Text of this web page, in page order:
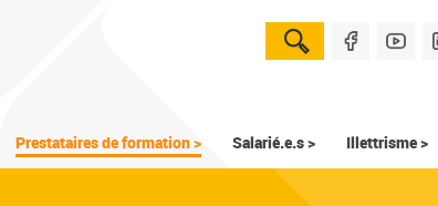
Prestataires de formation > Salarié.e.s > Illettrisme >